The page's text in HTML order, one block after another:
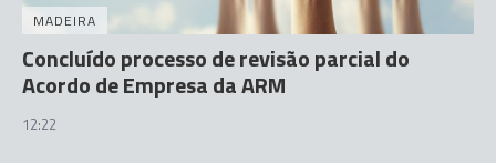
MADEIRA
Concluído processo de revisão parcial do
Acordo de Empresa da ARM
12:22